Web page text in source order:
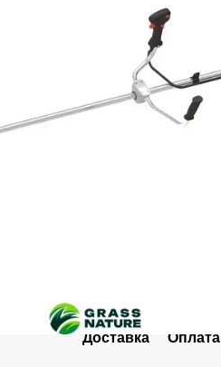
Доставка Оплата